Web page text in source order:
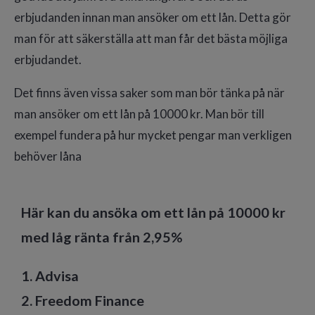
erbjudanden innan man ansöker om ett lån. Detta gör
man för att säkerställa att man får det bästa möjliga
erbjudandet.
Det finns även vissa saker som man bör tänka på när
man ansöker om ett lån på 10000 kr. Man bör till
exempel fundera på hur mycket pengar man verkligen
behöver låna
Här kan du ansöka om ett lån på 10000 kr
med låg ränta från 2,95%
1. Advisa
2. Freedom Finance